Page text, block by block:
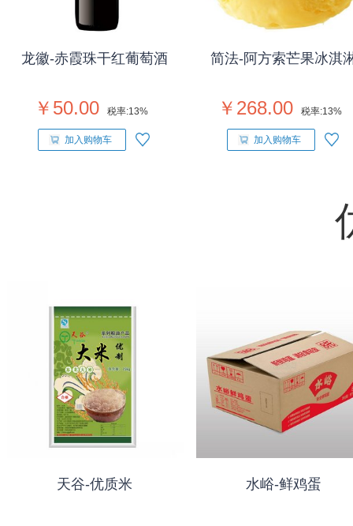
龙徽-赤霞珠干红葡萄酒
￥50.00 税率:13%
加入购物车
简法-阿方索芒果冰淇
￥268.00 税率:13%
加入购物车
天谷-优质米 水峪-鲜鸡蛋